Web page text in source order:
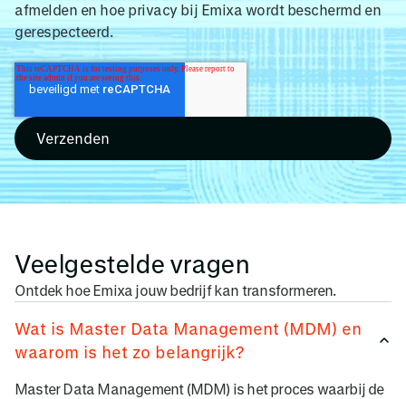
afmelden en hoe privacy bij Emixa wordt beschermd en
gerespecteerd.
Veelgestelde vragen
Ontdek hoe Emixa jouw bedrijf kan transformeren.
Wat is Master Data Management (MDM) en
waarom is het zo belangrijk?
Master Data Management (MDM) is het proces waarbij de